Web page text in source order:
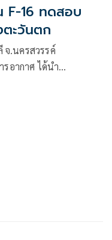
F-16 ทดสอบ
ตะวันตก
อากาศ ได้นำ